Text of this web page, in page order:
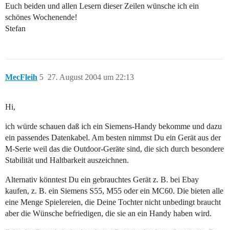
Euch beiden und allen Lesern dieser Zeilen wünsche ich ein
schönes Wochenende!
Stefan
MecFleih 27. August 2004 um 22:13
5
Hi,
ich würde schauen daß ich ein Siemens-Handy bekomme und dazu
ein passendes Datenkabel. Am besten nimmst Du ein Gerät aus der
M-Serie weil das die Outdoor-Geräte sind, die sich durch besondere
Stabilität und Haltbarkeit auszeichnen.
Alternativ könntest Du ein gebrauchtes Gerät z. B. bei Ebay
kaufen, z. B. ein Siemens S55, M55 oder ein MC60. Die bieten alle
eine Menge Spielereien, die Deine Tochter nicht unbedingt braucht
aber die Wünsche befriedigen, die sie an ein Handy haben wird.